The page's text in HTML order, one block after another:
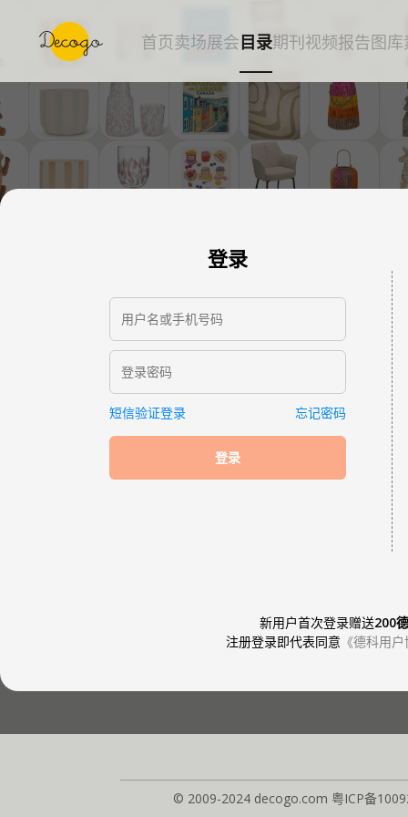
首页卖场展会目录期刊视频报告图库
登录
短信验证登录 忘记密码
登录
新用户首次登录赠送200
注册登录即代表同意 《德科用
© 2009-2024 decogo.com 粤ICP备